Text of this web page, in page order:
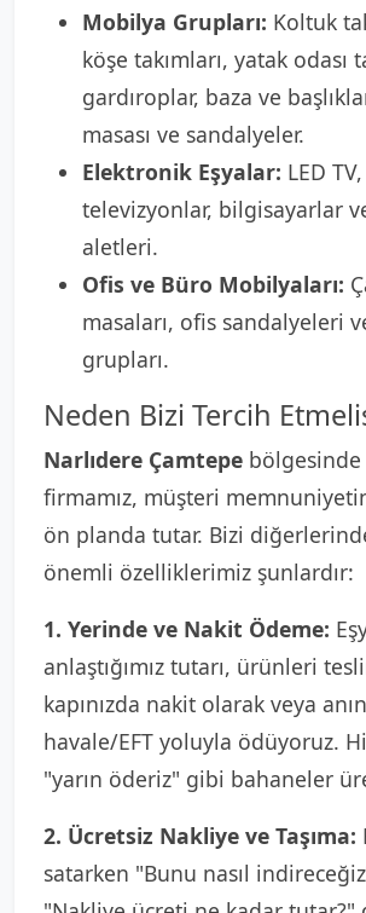
Mobilya Grupları: Koltuk
köşe takımları, yatak odası
gardıroplar, baza ve
masası ve sandalyeler.
Elektronik Eşyalar: LED
televizyonlar, bilgisayarlar
aletleri.
Ofis ve Büro Mobilyaları:
masaları, ofis sandalyeleri
grupları.
Neden Bizi Tercih
Narlıdere Çamtepe
firmamız, müşteri
ön planda tutar. Bizi
önemli özelliklerimiz şunlardır:
1. Yerinde ve Nakit Ödeme:
anlaştığımız tutarı, ürünleri
kapınızda nakit olarak veya
havale/EFT yoluyla ödüyoruz.
"yarın öderiz" gibi bahaneler
2. Ücretsiz Nakliye ve Taşıma:
satarken "Bunu nasıl